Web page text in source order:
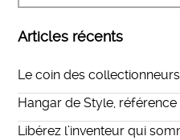
Articles récents
Le coin des collectionneurs
Hangar de Style,
Libérez l’inventeur qui